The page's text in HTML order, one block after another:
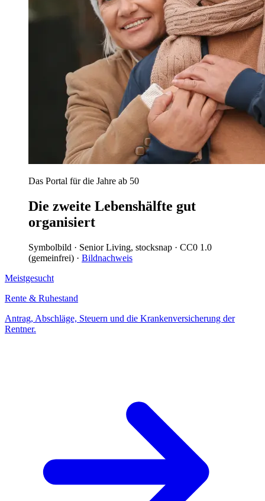
Das Portal für die Jahre ab 50
Die zweite Lebenshälfte gut
organisiert
Symbolbild · Senior Living, stocksnap · CC0 1.0
(gemeinfrei) · Bildnachweis
Meistgesucht
Rente & Ruhestand
Antrag, Abschläge, Steuern und die Krankenversicherung der
Rentner.